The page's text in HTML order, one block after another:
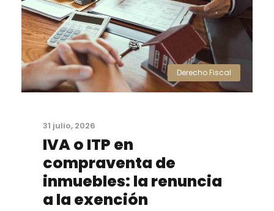
Derecho Fiscal
31 julio, 2026
IVA o ITP en
compraventa de
inmuebles: la renuncia
a la exención